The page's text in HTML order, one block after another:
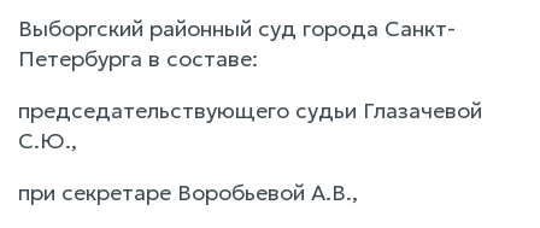
Выборгский районный суд города Санкт-
Петербурга в составе:
председательствующего судьи Глазачевой
С.Ю.,
при секретаре Воробьевой А.В.,